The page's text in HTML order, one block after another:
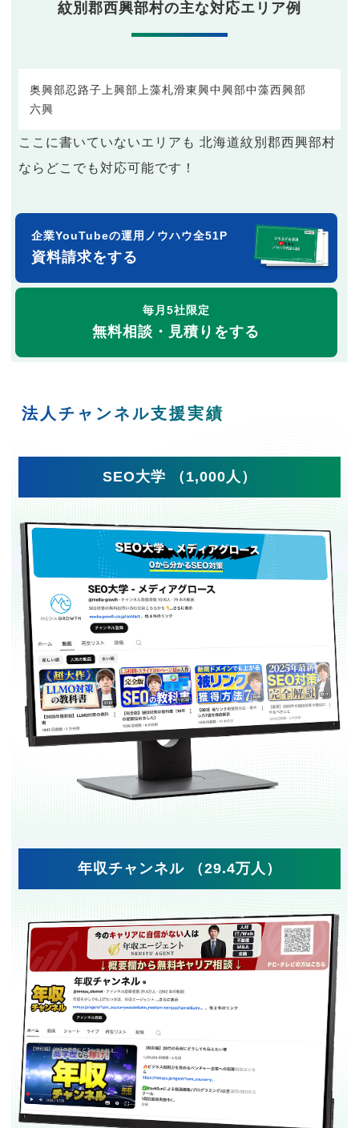
紋別郡西興部村の主な対応エリア例
奥興部忍路子 上興部 上藻札滑東興中興部中藻西興部
六興
ここに書いていないエリアも 北海道紋別郡西興部村
ならどこでも対応可能です！
企業YouTubeの運用ノウハウ全51P
資料請求をする
毎月5社限定
無料相談・見積りをする
法人チャンネル支援実績
SEO大学 （1,000人）
年収チャンネル （29.4万人）